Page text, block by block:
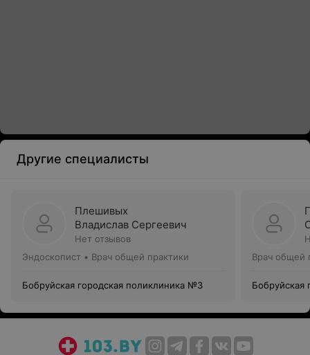
Другие специалисты
Плешивых
Владислав Сергеевич
Нет отзывов
Эндоскопист • Врач общей практики
Бобруйская городская поликлиника №3
Врач общей
Бобруйская